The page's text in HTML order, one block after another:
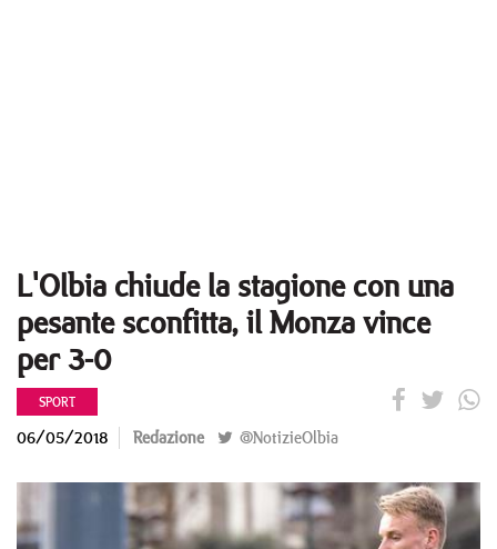
L'Olbia chiude la stagione con una
pesante sconfitta, il Monza vince
per 3-0
SPORT
06/05/2018 Redazione @NotizieOlbia